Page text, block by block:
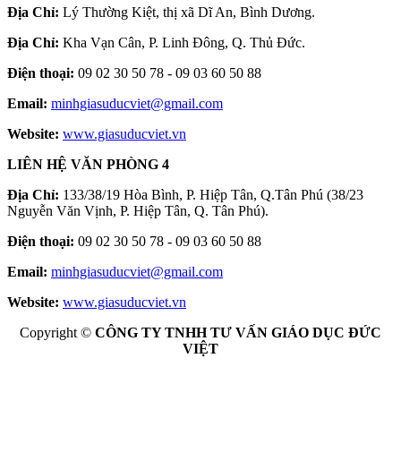
Địa Chỉ: Lý Thường Kiệt, thị xã Dĩ An, Bình Dương.
Địa Chỉ: Kha Vạn Cân, P. Linh Đông, Q. Thủ Đức.
Điện thoại: 09 02 30 50 78 - 09 03 60 50 88
Email: minhgiasuducviet@gmail.com
Website: www.giasuducviet.vn
LIÊN HỆ VĂN PHÒNG 4
Địa Chỉ: 133/38/19 Hòa Bình, P. Hiệp Tân, Q.Tân Phú (38/23
Nguyễn Văn Vịnh, P. Hiệp Tân, Q. Tân Phú).
Điện thoại: 09 02 30 50 78 - 09 03 60 50 88
Email: minhgiasuducviet@gmail.com
Website: www.giasuducviet.vn
Copyright © CÔNG TY TNHH TƯ VẤN GIÁO DỤC ĐỨC
VIỆT